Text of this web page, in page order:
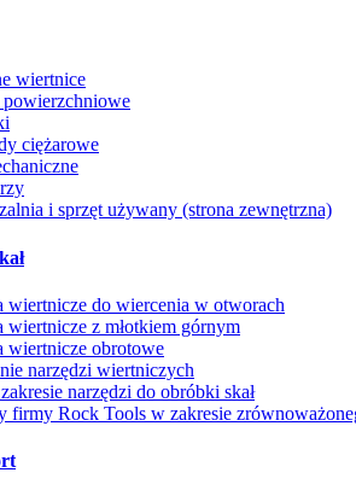
wiertnice
ciężarowe
i sprzęt używany (strona zewnętrzna)
wiertnicze do wiercenia w otworach
wiertnicze z młotkiem górnym
wiertnicze obrotowe
narzędzi wiertniczych
narzędzi do obróbki skał
firmy Rock Tools w zakresie